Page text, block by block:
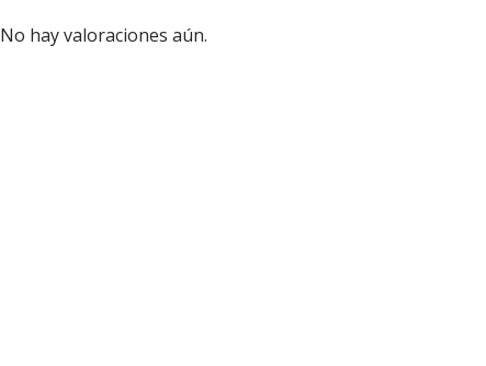
No hay valoraciones aún.